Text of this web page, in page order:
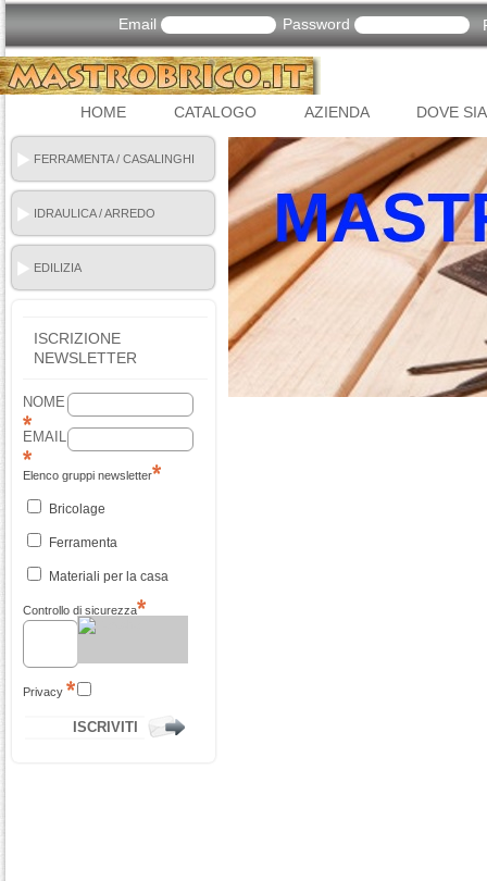
Email Password
HOME CATALOGO AZIENDA DOVE
FERRAMENTA / CASALINGHI
IDRAULICA / ARREDO
BAGNO
EDILIZIA
ISCRIZIONE
NEWSLETTER
NOME
EMAIL
Elenco gruppi newsletter
Bricolage
Ferramenta
Materiali per la casa
Controllo di sicurezza
Privacy